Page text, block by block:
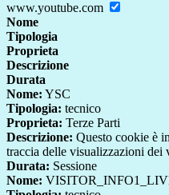
www.youtube.com
Nome
Tipologia
Proprieta
Descrizione
Durata
Nome: YSC
Tipologia: tecnico
Proprieta: Terze Parti
Descrizione: Questo cookie è
traccia delle visualizzazioni dei
Durata: Sessione
Nome: